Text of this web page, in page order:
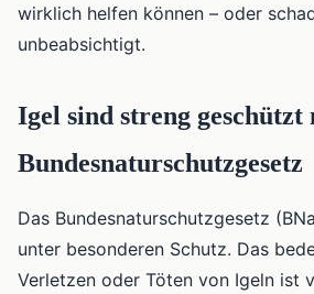
wirklich helfen können – oder
unbeabsichtigt.
Igel sind streng geschützt
Bundesnaturschutzgesetz
Das Bundesnaturschutzgesetz
unter besonderen Schutz. Das
Verletzen oder Töten von Igeln ist